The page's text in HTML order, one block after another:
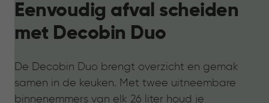
Eenvoudig afval scheiden
met Decobin Duo
De Decobin Duo brengt overzicht en gemak
samen in de keuken. Met twee uitneembare
binnenemmers van elk 26 liter houd je